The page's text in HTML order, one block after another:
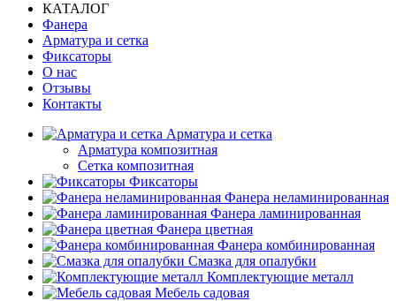
КАТАЛОГ
Фанера
Арматура и сетка
Фиксаторы
О нас
Отзывы
Контакты
Арматура и сетка
Арматура композитная
Сетка композитная
Фиксаторы
Фанера неламинированная
Фанера ламинированная
Фанера цветная
Фанера комбинированная
Смазка для опалубки
Комплектующие металл
Мебель садовая